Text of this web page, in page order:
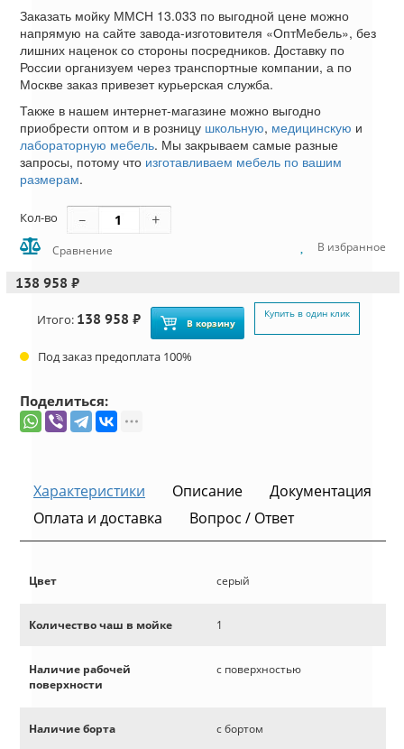
Заказать мойку ММСН 13.033 по выгодной цене можно
напрямую на сайте завода-изготовителя «ОптМебель», без
лишних наценок со стороны посредников. Доставку по
России организуем через транспортные компании, а по
Москве заказ привезет курьерская служба.
Также в нашем интернет-магазине можно выгодно
приобрести оптом и в розницу школьную, медицинскую и
лабораторную мебель. Мы закрываем самые разные
запросы, потому что изготавливаем мебель по вашим
размерам.
Кол-во
Сравнение В избранное
138 958 ₽
Итого: 138 958 ₽ В корзину
Купить в один клик
Под заказ предоплата 100%
Поделиться:
Характеристики Описание
Документация
Оплата и доставка
Вопрос / Ответ
Цвет серый
Количество чаш в мойке 1
Наличие рабочей
поверхности
с поверхностью
Наличие борта с бортом